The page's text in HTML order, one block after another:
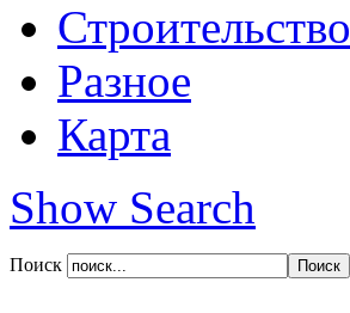
Строительство
Разное
Карта
Show Search
Поиск